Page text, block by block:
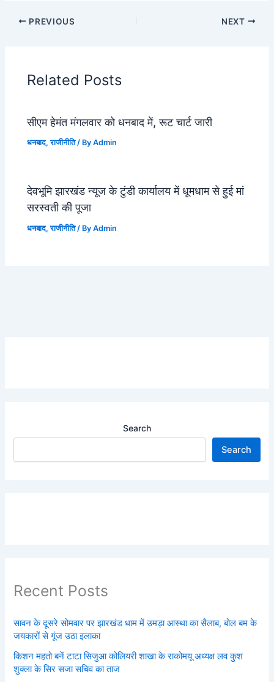
PREVIOUS NEXT
Related Posts
सीएम हेमंत मंगलवार को धनबाद में, रूट चार्ट जारी
धनबाद,राजीनीति/ ByAdmin
देवभूमि झारखंड न्यूज के टुंडी कार्यालय में धूमधाम से हुई मां
सरस्वती की पूजा
धनबाद,राजीनीति/ ByAdmin
Search
Search
Recent Posts
सावन के दूसरे सोमवार पर झारखंड धाम में उमड़ा आस्था का सैलाब, बोल बम के
जयकारों से गूंज उठा इलाका
किशन महतो बनें टाटा सिजुआ कोलियरी शाखा के राकोमयू अध्यक्ष लव कुश
शुक्ला के सिर सजा सचिव का ताज